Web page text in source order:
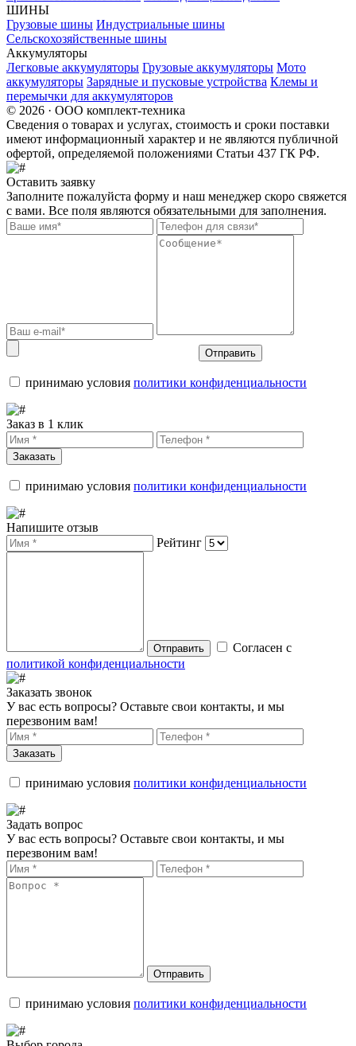
ШИНЫ
Грузовые шины Индустриальные шины
Сельскохозяйственные шины
Аккумуляторы
Легковые аккумуляторы Грузовые аккумуляторы Мото
аккумуляторы Зарядные и пусковые устройства Клемы и
перемычки для аккумуляторов
© 2026 · ООО комплект-техника
Сведения о товарах и услугах, стоимость и сроки поставки
имеют информационный характер и не являются публичной
офертой, определяемой положениями Статьи 437 ГК РФ.
Оставить заявку
Заполните пожалуйста форму и наш менеджер скоро свяжется
с вами. Все поля являются обязательными для заполнения.
Отправить
принимаю условия политики конфиденциальности
Заказ в 1 клик
Заказать
принимаю условия политики конфиденциальности
Напишите отзыв
Рейтинг
Отправить
Согласен с
политикой конфиденциальности
Заказать звонок
У вас есть вопросы? Оставьте свои контакты, и мы
перезвоним вам!
Заказать
принимаю условия политики конфиденциальности
Задать вопрос
У вас есть вопросы? Оставьте свои контакты, и мы
перезвоним вам!
Отправить
принимаю условия политики конфиденциальности